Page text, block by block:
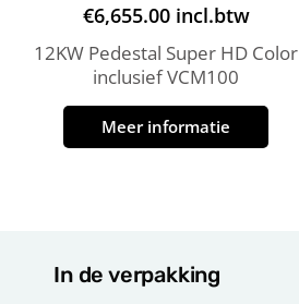
€6,655.00 incl.btw
12KW Pedestal Super HD Color
inclusief VCM100
Meer informatie
In de verpakking